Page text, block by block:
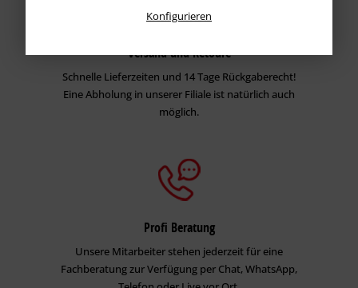
Versand und Retoure
Schnelle Lieferzeiten und 14 Tage Rückgaberecht!
Eine Abholung in unserer Filiale ist natürlich auch
möglich.
Profi Beratung
Unsere Mitarbeiter stehen jederzeit für eine
Fachberatung zur Verfügung per Chat, WhatsApp,
Konfigurieren